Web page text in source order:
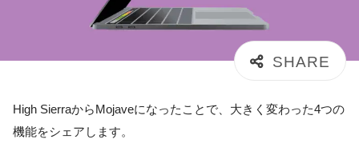
High SierraからMojaveになったことで、大きく変わった4つの
機能をシェアします。